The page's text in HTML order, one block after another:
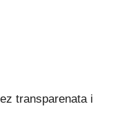
transparenata i